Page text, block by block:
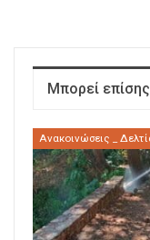
Μπορεί
Ανακοινώσεις _